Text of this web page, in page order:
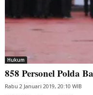
Hukum
858 Personel Polda
Rabu 2 Januari 2019, 20:10 WIB